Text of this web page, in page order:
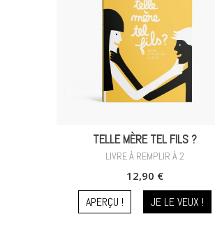
TELLE MÈRE TEL FILS ?
LIVRE À REMPLIR À 2
12,90 €
APERÇU ! JE LE VEUX !